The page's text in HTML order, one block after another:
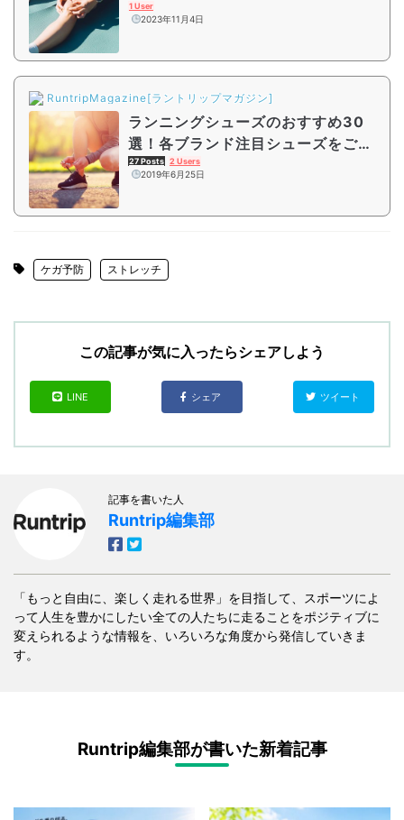
チが解説&エクササイズをご紹介
1 User
2023年11月4日
RuntripMagazine[ラントリップマガジン]
ランニングシューズのおすすめ30
選！各ブランド注目シューズをご紹
介
27 Posts 2 Users
2019年6月25日
ケガ予防 ストレッチ
この記事が気に入ったらシェアしよう
LINE シェア ツイート
記事を書いた人
Runtrip編集部
「もっと自由に、楽しく走れる世界」を目指して、スポーツによ
って人生を豊かにしたい全ての人たちに走ることをポジティブに
変えられるような情報を、いろいろな角度から発信していきま
す。
Runtrip編集部が書いた新着記事